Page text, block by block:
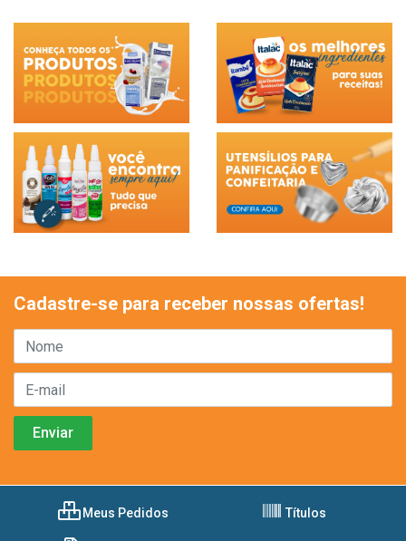
Cadastre-se para receber nossas ofertas!
Meus Pedidos Títulos